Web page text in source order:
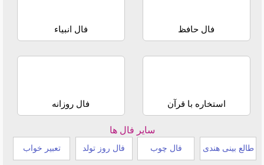
فال حافظ فال انبیاء
استخاره با قرآن فال روزانه
سایر فال ها
طالع بینی هندی فال چوب فال روز تولد تعبیر خواب